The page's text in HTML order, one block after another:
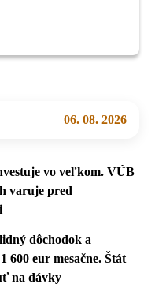
06. 08. 2026
vo veľkom. VÚB
varuje pred
dôchodok a
600 eur mesačne. Štát
na dávky